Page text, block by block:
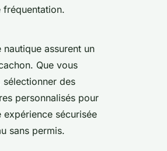
fréquentation.
assurent un
Que vous
des
personnalisés pour
sécurisée
sans permis.